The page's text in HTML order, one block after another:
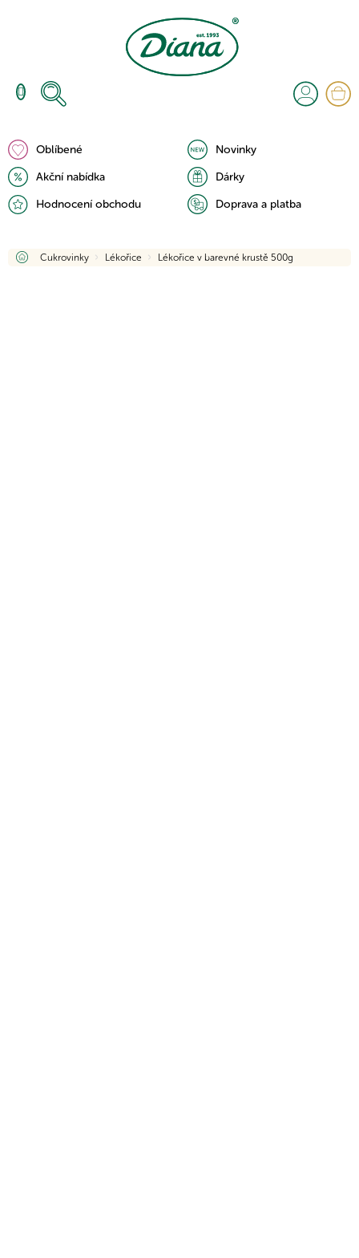
Oblíbené
Novinky
Akční nabídka
Dárky
Hodnocení obchodu
Doprava a platba
Domů
Cukrovinky Lékořice Lékořice v barevné krustě 500g